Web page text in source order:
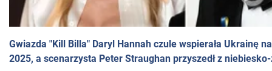
Gwiazda "Kill Billa" Daryl Hannah czule wspierała Ukrainę
2025, a scenarzysta Peter Straughan przyszedł z